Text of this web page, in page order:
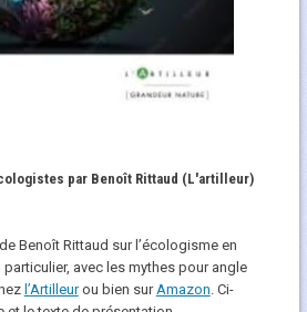
par Benoît Rittaud (L'artilleur)
Benoît Rittaud sur l’écologisme en
avec les mythes pour angle
l’Artilleurou bien sur Amazon . Ci-